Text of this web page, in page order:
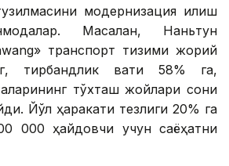
модернизация қилиш
Масалан, Наньтун
транспорт тизими жорий
тирбандлик вақти 58% га,
тўхташ жойлари сони
Йўл ҳаракати тезлиги 20% га
000 ҳайдовчи учун саёҳатни